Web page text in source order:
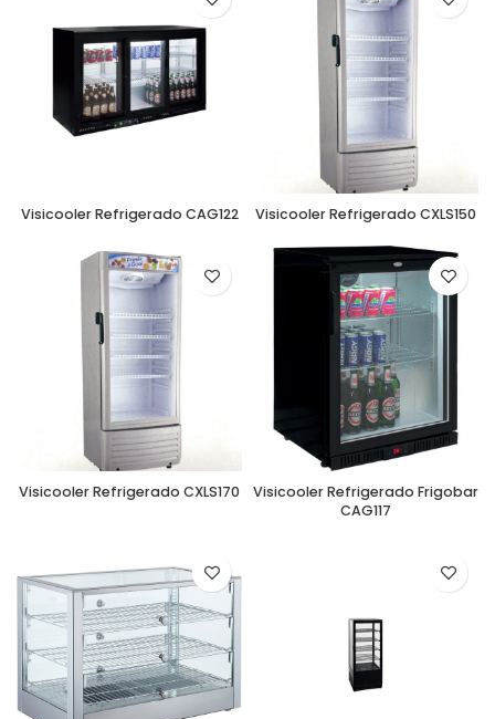
Visicooler Refrigerado CAG122 Visicooler Refrigerado CXLS150
Visicooler Refrigerado CXLS170
Visicooler Refrigerado Frigobar
CAG117